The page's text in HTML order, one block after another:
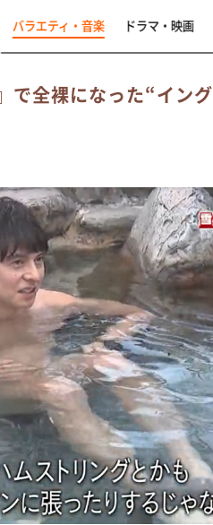
バラエティ・音楽 ドラマ・映画
で全裸になった“イン